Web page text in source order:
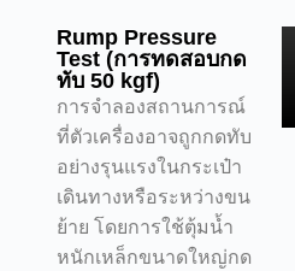
Rump Pressure
Test (การทดสอบกด
ทับ 50 kgf)
การจำลองสถานการณ์
ที่ตัวเครื่องอาจถูกกดทับ
อย่างรุนแรงในกระเป๋า
เดินทางหรือระหว่างขน
ย้าย โดยการใช้ตุ้มน้ำ
หนักเหล็กขนาดใหญ่กด